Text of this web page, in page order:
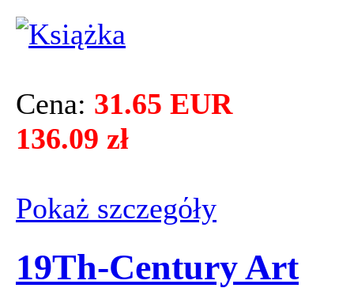
Cena: 31.65 EUR
136.09 zł
Pokaż szczegόły
19Th-Century Art